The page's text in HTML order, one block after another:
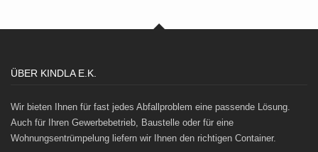
ÜBER KINDLA E.K.
Wir bieten Ihnen für fast jedes Abfallproblem eine passende Lösung.
Auch für Ihren Gewerbebetrieb, Baustelle oder für eine
Wohnungsentrümpelung liefern wir Ihnen den richtigen Container.